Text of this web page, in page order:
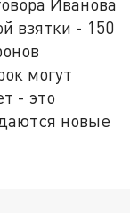
Иванова
взятки - 150
могут
- это
новые